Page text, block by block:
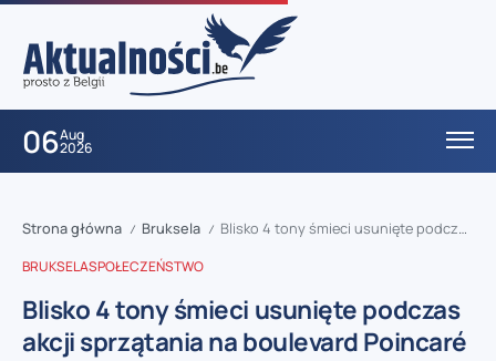
06Aug
2026
Strona główna / Bruksela / Blisko 4 tony śmieci usunięte podczas akcji sprzątania na boulevard Poincaré
BRUKSELASPOŁECZEŃSTWO
Blisko 4 tony śmieci usunięte podczas
akcji sprzątania na boulevard Poincaré